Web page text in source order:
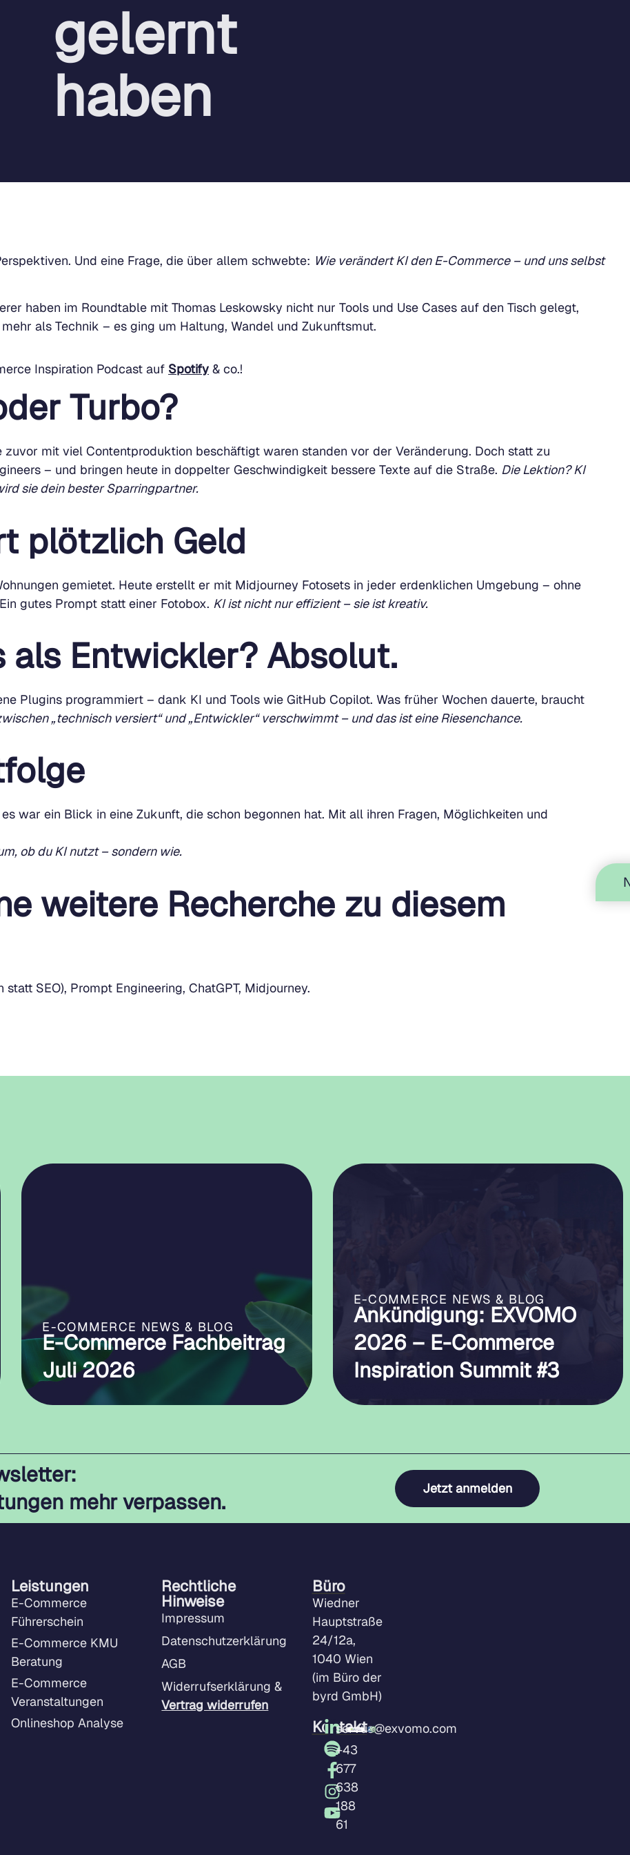
gelernt
haben
Und eine Frage, die über allem schwebte: Wie verändert KI den E-Commerce – und uns selbst
haben im Roundtable mit Thomas Leskowsky nicht nur Tools und Use Cases auf den Tisch gelegt,
als Technik – es ging um Haltung, Wandel und Zukunftsmut.
Inspiration Podcast auf Spotify & co.!
Turbo?
mit viel Contentproduktion beschäftigt waren standen vor der Veränderung. Doch statt zu
– und bringen heute in doppelter Geschwindigkeit bessere Texte auf die Straße. Die Lektion? KI
sie dein bester Sparringpartner.
plötzlich Geld
gemietet. Heute erstellt er mit Midjourney Fotosets in jeder erdenklichen Umgebung – ohne
gutes Prompt statt einer Fotobox. KI ist nicht nur effizient – sie ist kreativ.
als Entwickler? Absolut.
Plugins programmiert – dank KI und Tools wie GitHub Copilot. Was früher Wochen dauerte, braucht
„technisch versiert“ und „Entwickler“ verschwimmt – und das ist eine Riesenchance.
war ein Blick in eine Zukunft, die schon begonnen hat. Mit all ihren Fragen, Möglichkeiten und
ob du KI nutzt – sondern wie.
weitere Recherche zu diesem
SEO), Prompt Engineering, ChatGPT, Midjourney.
E-COMMERCE NEWS & BLOG
E-Commerce Fachbeitrag
Juli 2026
E-COMMERCE NEWS & BLOG
Ankündigung: EXVOMO
2026 – E-Commerce
Inspiration Summit #3
mehr verpassen.
Jetzt anmelden
Leistungen
E-Commerce
Führerschein
E-Commerce KMU
Beratung
E-Commerce
Veranstaltungen
Onlineshop Analyse
Rechtliche
Hinweise
Impressum
Datenschutzerklärung
AGB
Widerrufserklärung &
Vertrag widerrufen
Büro
Wiedner
Hauptstraße
24/12a,
1040 Wien
(im Büro der
byrd GmbH)
Kontakt
servus@exvomo.com
+43
677
638
188
61